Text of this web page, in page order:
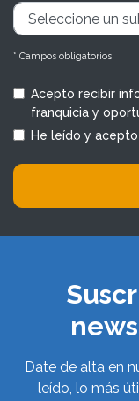
* Campos obligatorios
Acepto recibir
franquicia y
He leído y
Date de alta en
leído, lo más